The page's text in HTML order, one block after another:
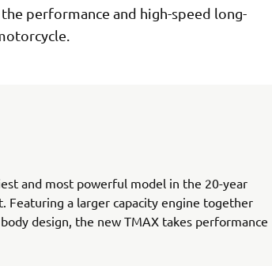
performance and high-speed long-
and most powerful model in the 20-year
Featuring a larger capacity engine together
design, the new TMAX takes performance